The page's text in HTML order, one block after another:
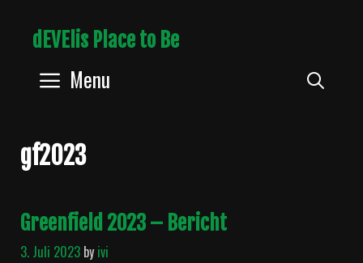
dEVElis Place to Be
Menu
gf2023
Greenfield 2023 – Bericht
3. Juli 2023 byivi